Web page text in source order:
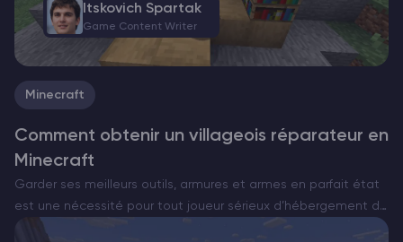
Minecraft
Comment obtenir un villageois réparateur en
Minecraft
Garder ses meilleurs outils, armures et armes en parfait état
est une nécessité pour tout joueur sérieux d’hébergement de
serveurMinecraft . L’enchantement de réparation est le Saint
Itskovich Spartak
Game Content Writer